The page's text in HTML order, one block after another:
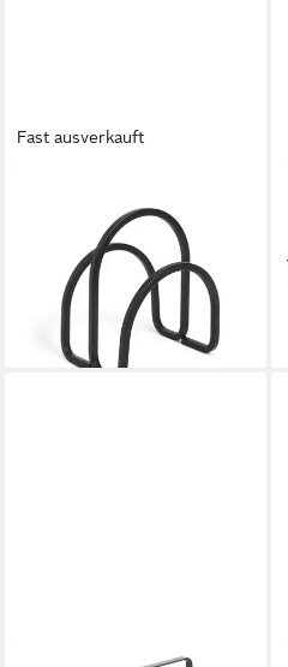
Fast ausverkauft
Serviettenhalter Squire, Stahl,
in Schwarz, gebogenes Metall
im eleganten Stil
ab 16,26 €
lieferbar - in 2-3 Werktagen bei dir